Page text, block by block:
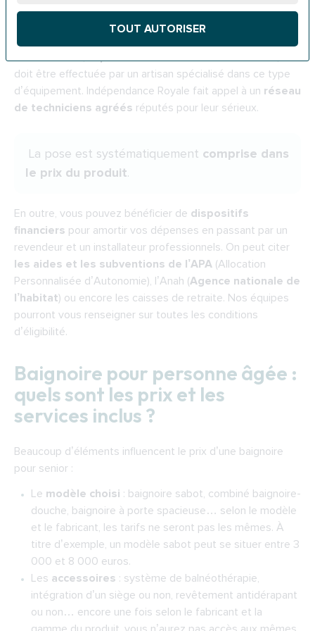
TOUT AUTORISER
Généralement,la pose s’effectue en 8h. Pour autant, elle
doit être effectuée par un artisan spécialisé dans ce type
d’équipement. Indépendance Royale fait appel à un réseau
de techniciens agréés réputés pour leur sérieux.
La pose est systématiquement comprise dans
le prix du produit.
En outre, vous pouvez bénéficier de dispositifs
financiers pour amortir vos dépenses en passant par un
revendeur et un installateur professionnels. On peut citer
les aides et les subventions de l’APA (Allocation
Personnalisée d’Autonomie), l’Anah (Agence nationale de
l’habitat) ou encore les caisses de retraite. Nos équipes
pourront vous renseigner sur toutes les conditions
d’éligibilité.
Baignoire pour personne âgée :
quels sont les prix et les
services inclus ?
Beaucoup d’éléments influencent le prix d’une baignoire
pour senior :
Le modèle choisi : baignoire sabot, combiné baignoire-
douche, baignoire à porte spacieuse… selon le modèle
et le fabricant, les tarifs ne seront pas les mêmes. À
titre d’exemple, un modèle sabot peut se situer entre 3
000 et 8 000 euros.
Les accessoires : système de balnéothérapie,
intégration d’un siège ou non, revêtement antidérapant
ou non… encore une fois selon le fabricant et la